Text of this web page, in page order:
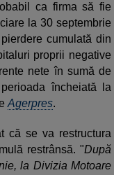
ca firma să fie
la 30 septembrie
cumulată din
proprii negative
nete în sumă de
încheiată la
Agerpres.
că se va restructura
restrânsă. "După
la Divizia Motoare